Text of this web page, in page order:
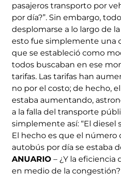
pasajeros transporto por
por día?”. Sin embargo,
desplomarse a lo largo de
esto fue simplemente una
que se estableció como
todos buscaban en ese
tarifas. Las tarifas han
no por el costo; de hecho,
estaba aumentando,
a la falla del transporte
simplemente así: “El diesel
El hecho es que el número
autobús por día se estaba
ANUARIO – ¿Y la
en medio de la congestión?